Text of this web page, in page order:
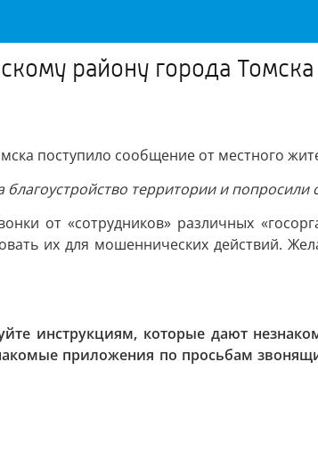
району города
поступило сообщение от местного
территории и
от «сотрудников» различных
их для мошеннических действий.
инструкциям, которые дают
приложения по просьбам